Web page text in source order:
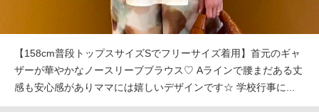
【158cm普段トップスサイズSでフリーサイズ着用】首元のギャ
ザーが華やかなノースリーブブラウス♡ Aラインで腰まだある丈
感も安心感がありママには嬉しいデザインです☆ 学校行事に...